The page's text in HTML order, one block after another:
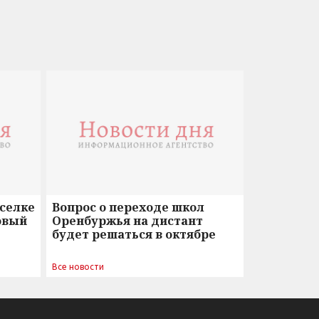
Вопрос о переходе школ
Оренбуржья на дистант
будет решаться в октябре
Все новости